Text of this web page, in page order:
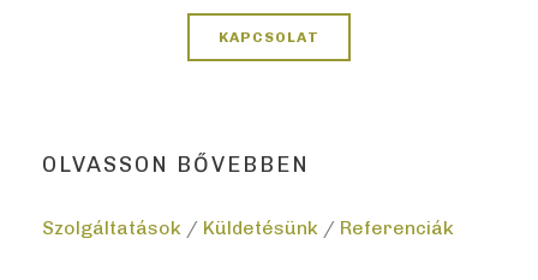
KAPCSOLAT
OLVASSON BŐVEBBEN
Szolgáltatások / Küldetésünk / Referenciák